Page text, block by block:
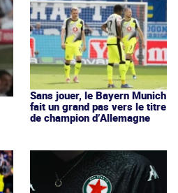
Sans jouer, le Bayern Munich
fait un grand pas vers le titre
de champion d’Allemagne